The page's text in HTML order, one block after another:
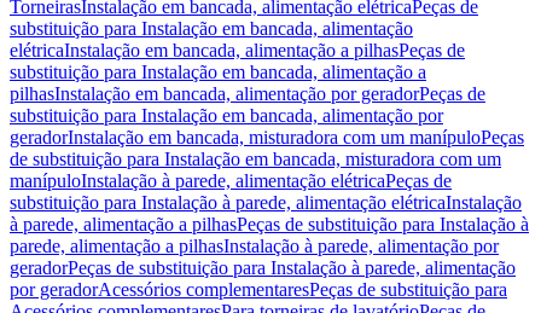
TorneirasInstalação em bancada, alimentação elétricaPeças de
substituição para Instalação em bancada, alimentação
elétricaInstalação em bancada, alimentação a pilhasPeças de
substituição para Instalação em bancada, alimentação a
pilhasInstalação em bancada, alimentação por geradorPeças de
substituição para Instalação em bancada, alimentação por
geradorInstalação em bancada, misturadora com um manípuloPeças
de substituição para Instalação em bancada, misturadora com um
manípuloInstalação à parede, alimentação elétricaPeças de
substituição para Instalação à parede, alimentação elétricaInstalação
à parede, alimentação a pilhasPeças de substituição para Instalação à
parede, alimentação a pilhasInstalação à parede, alimentação por
geradorPeças de substituição para Instalação à parede, alimentação
por geradorAcessórios complementaresPeças de substituição para